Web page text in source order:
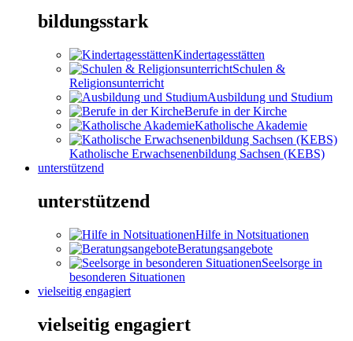
bildungsstark
Kindertagesstätten
Schulen &
Religionsunterricht
Ausbildung und Studium
Berufe in der Kirche
Katholische Akademie
Katholische Erwachsenenbildung Sachsen (KEBS)
unterstützend
unterstützend
Hilfe in Notsituationen
Beratungsangebote
Seelsorge in
besonderen Situationen
vielseitig engagiert
vielseitig engagiert